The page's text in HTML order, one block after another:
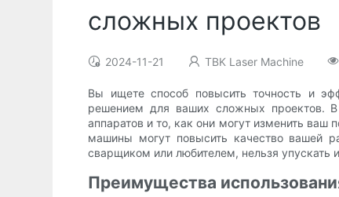
сложных проектов
2024-11-21 TBK Laser Machine
Вы ищете способ повысить точность и
решением для ваших сложных проектов. В
аппаратов и то, как они могут изменить
машины могут повысить качество вашей
сварщиком или любителем, нельзя упускать
Преимущества